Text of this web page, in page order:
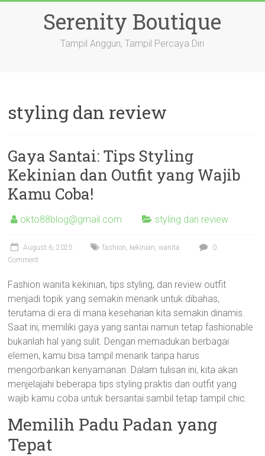
Serenity Boutique
Tampil Anggun, Tampil Percaya Diri
styling dan review
Gaya Santai: Tips Styling
Kekinian dan Outfit yang Wajib
Kamu Coba!
okto88blog@gmail.com styling dan review
August 6, 2025 fashion, kekinian,wanita
0
Comment
Fashion wanita kekinian, tips styling, dan review outfit
menjadi topik yang semakin menarik untuk dibahas,
terutama di era di mana keseharian kita semakin dinamis.
Saat ini, memiliki gaya yang santai namun tetap fashionable
bukanlah hal yang sulit. Dengan memadukan berbagai
elemen, kamu bisa tampil menarik tanpa harus
mengorbankan kenyamanan. Dalam tulisan ini, kita akan
menjelajahi beberapa tips styling praktis dan outfit yang
wajib kamu coba untuk bersantai sambil tetap tampil chic.
Memilih Padu Padan yang
Tepat